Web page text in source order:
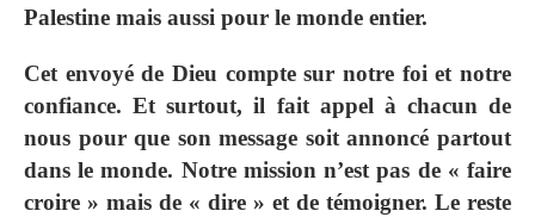
Palestine mais aussi pour le monde entier.
Cet envoyé de Dieu compte sur notre foi et notre
confiance. Et surtout, il fait appel à chacun de
nous pour que son message soit annoncé partout
dans le monde. Notre mission n’est pas de « faire
croire » mais de « dire » et de témoigner. Le reste